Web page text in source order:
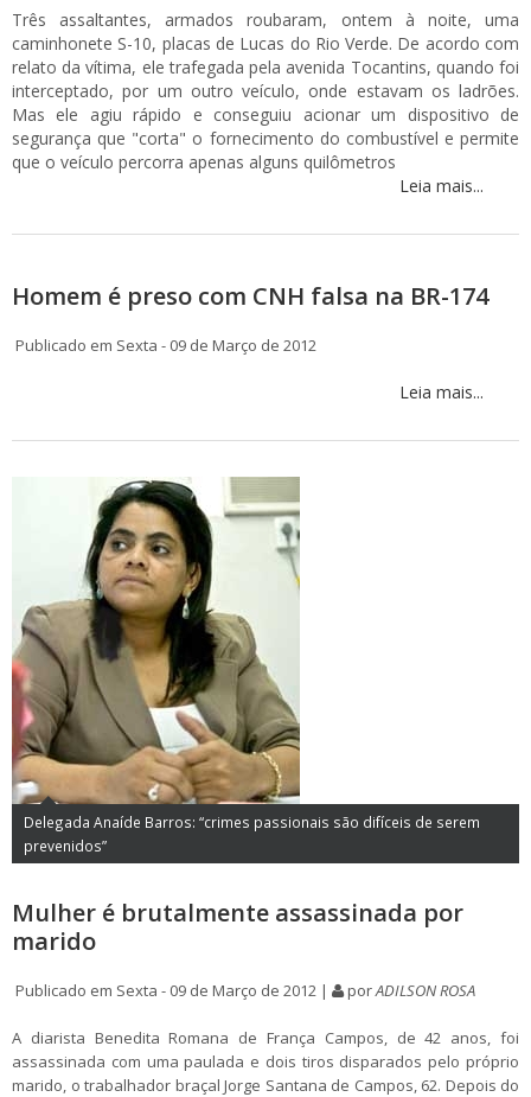
Três assaltantes, armados roubaram, ontem à noite, uma
caminhonete S-10, placas de Lucas do Rio Verde. De acordo com
relato da vítima, ele trafegada pela avenida Tocantins, quando foi
interceptado, por um outro veículo, onde estavam os ladrões.
Mas ele agiu rápido e conseguiu acionar um dispositivo de
segurança que "corta" o fornecimento do combustível e permite
que o veículo percorra apenas alguns quilômetros
Leia mais...
Homem é preso com CNH falsa na BR-174
Publicado em Sexta - 09 de Março de 2012
Leia mais...
Delegada Anaíde Barros: “crimes passionais são difíceis de serem
prevenidos”
Mulher é brutalmente assassinada por
marido
Publicado em Sexta - 09 de Março de 2012 | porADILSON ROSA
A diarista Benedita Romana de França Campos, de 42 anos, foi
assassinada com uma paulada e dois tiros disparados pelo próprio
marido, o trabalhador braçal Jorge Santana de Campos, 62. Depois do